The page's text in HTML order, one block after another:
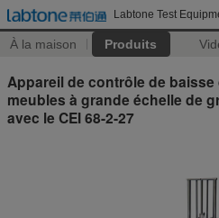
Labtone Test
À la maison Produits
Appareil de contrôle de
meubles à grande échelle de
avec le CEI 68-2-27